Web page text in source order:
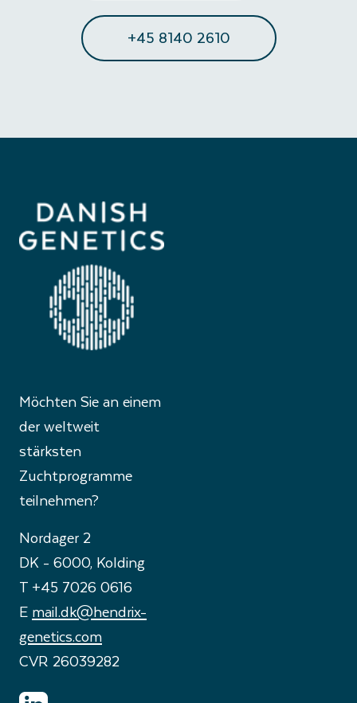
+45 8140 2610
Möchten Sie an einem
der weltweit
stärksten
Zuchtprogramme
teilnehmen?
Nordager 2
DK - 6000, Kolding
T +45 7026 0616
E mail.dk@hendrix-
genetics.com
CVR 26039282